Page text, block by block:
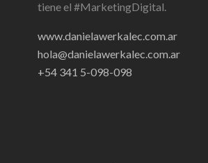
tiene el #MarketingDigital.
www.danielawerkalec.com.ar
hola@danielawerkalec.com.ar
+54 341 5-098-098